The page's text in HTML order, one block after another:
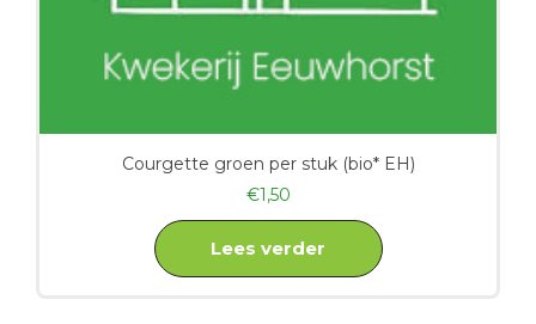
Courgette groen per stuk (bio* EH)
€1,50
Lees verder